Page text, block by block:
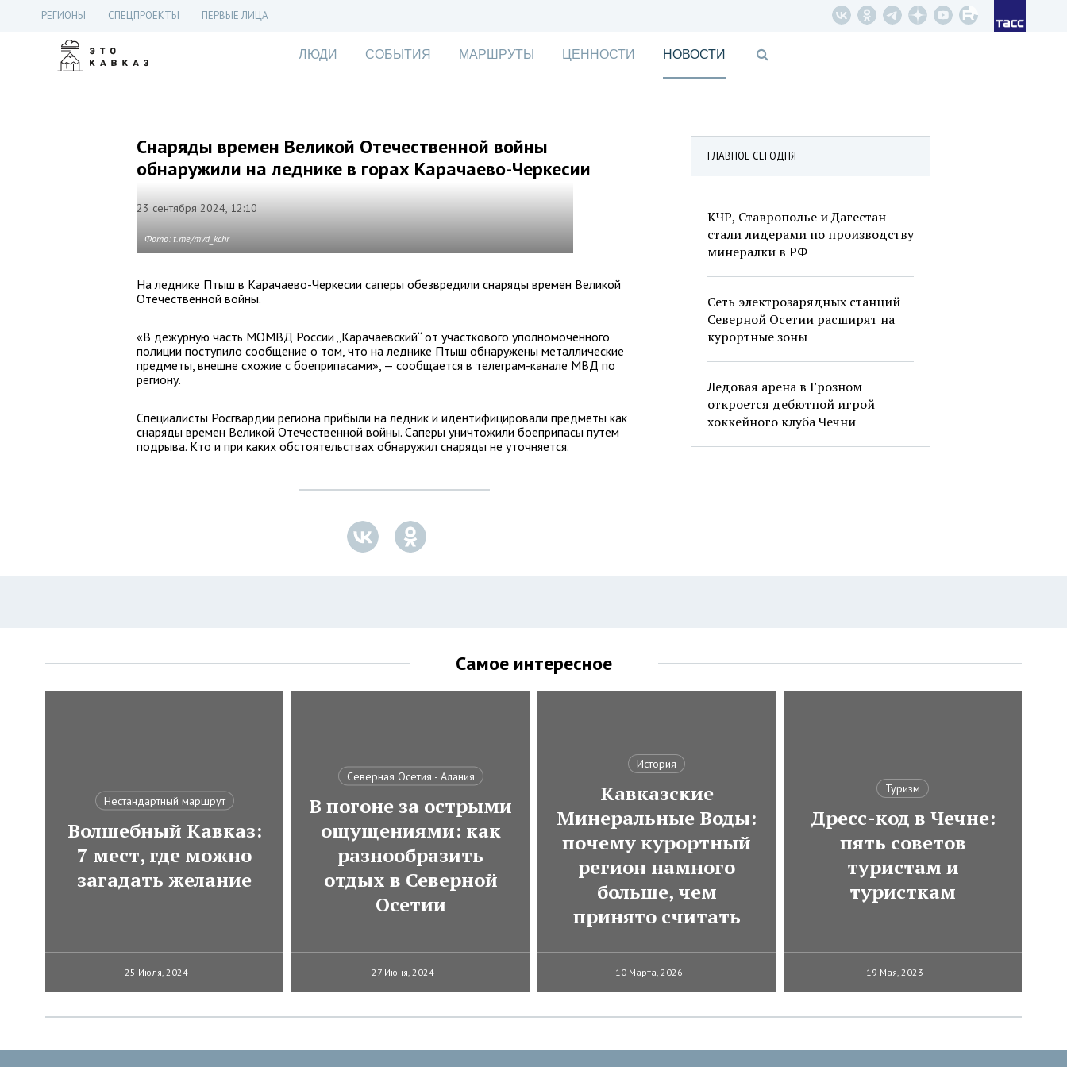
РЕГИОНЫ СПЕЦПРОЕКТЫ ПЕРВЫЕ ЛИЦА
ЛЮДИ СОБЫТИЯ МАРШРУТЫ ЦЕННОСТИ НОВОСТИ
ГЛАВНОЕ СЕГОДНЯ
КЧР, Ставрополье и Дагестан
стали лидерами по производству
минералки в РФ
Сеть электрозарядных станций
Северной Осетии расширят на
курортные зоны
Ледовая арена в Грозном
откроется дебютной игрой
хоккейного клуба Чечни
Снаряды времен Великой Отечественной войны
обнаружили на леднике в горах Карачаево-Черкесии
23 сентября 2024, 12:10
Фото: t.me/mvd_kchr
На леднике Птыш в Карачаево-Черкесии саперы обезвредили снаряды времен Великой
Отечественной войны.
«В дежурную часть МОМВД России „Карачаевский“ от участкового уполномоченного
полиции поступило сообщение о том, что на леднике Птыш обнаружены металлические
предметы, внешне схожие с боеприпасами», — сообщается в телеграм-канале МВД по
региону.
Специалисты Росгвардии региона прибыли на ледник и идентифицировали предметы как
снаряды времен Великой Отечественной войны. Саперы уничтожили боеприпасы путем
подрыва. Кто и при каких обстоятельствах обнаружил снаряды не уточняется.
Самое интересное
Нестандартный маршрут
Волшебный Кавказ:
7 мест, где можно
загадать желание
25 Июля, 2024
Северная Осетия - Алания
В погоне за острыми
ощущениями: как
разнообразить
отдых в Северной
Осетии
27 Июня, 2024
История
Кавказские
Минеральные Воды:
почему курортный
регион намного
больше, чем
принято считать
10 Марта, 2026
Туризм
Дресс-код в Чечне:
пять советов
туристам и
туристкам
19 Мая, 2023